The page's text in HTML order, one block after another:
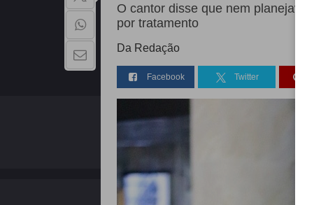
O cantor disse que nem planejava
por tratamento
Da Redação
Facebook Twitter